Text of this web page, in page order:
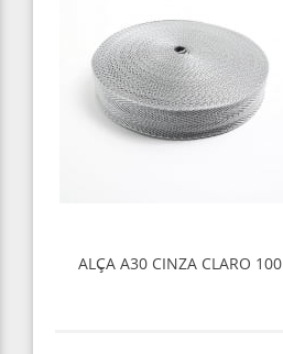
ALÇA A30 CINZA CLARO 100